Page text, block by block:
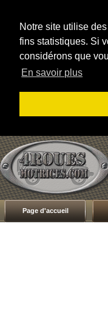
Notre site utilise
fins statistiques. Si
considérons que
En savoir plus
Page d'accueil